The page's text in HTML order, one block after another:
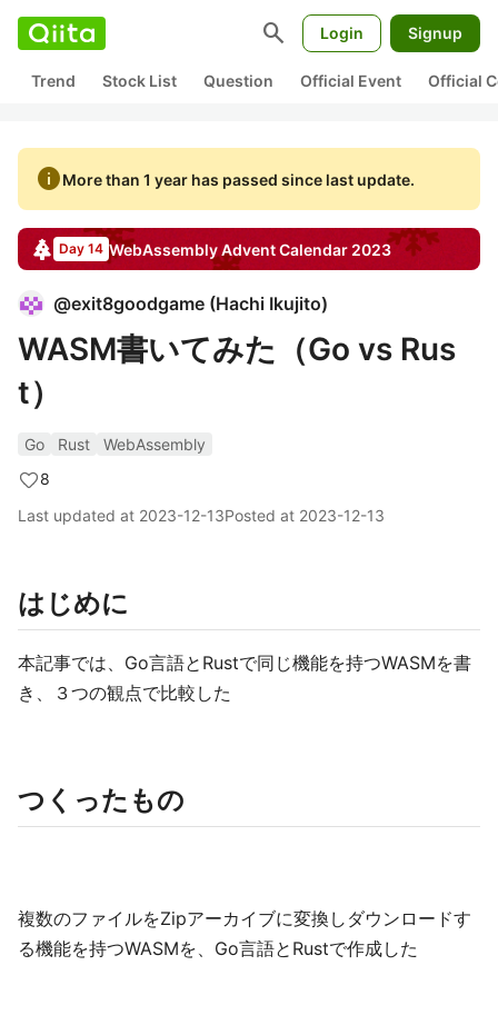
search Login Signup
Trend Stock List Question Official Event Official
infoMore than 1 year has passed since last update.
Day 14 WebAssemblyAdvent Calendar 2023
@exit8goodgame (Hachi Ikujito)
WASM書いてみた（Go vs Rus
t）
Go Rust
WebAssembly
8
Last updated at 2023-12-13Posted at 2023-12-13
はじめに
本記事では、Go言語とRustで同じ機能を持つWASMを書
き、３つの観点で比較した
つくったもの
複数のファイルをZipアーカイブに変換しダウンロードす
る機能を持つWASMを、Go言語とRustで作成した